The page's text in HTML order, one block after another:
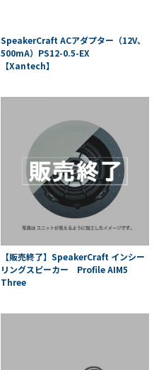
SpeakerCraft ACアダプター（12V、
500mA）PS12-0.5-EX
【Xantech】
【販売終了】SpeakerCraft インシー
リングスピーカー Profile AIM5
Three